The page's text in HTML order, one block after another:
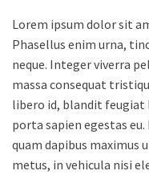
Lorem ipsum dolor sit
Phasellus enim urna,
neque. Integer viverra
massa consequat
libero id, blandit feugiat
porta sapien egestas
quam dapibus maximus
metus, in vehicula nisi